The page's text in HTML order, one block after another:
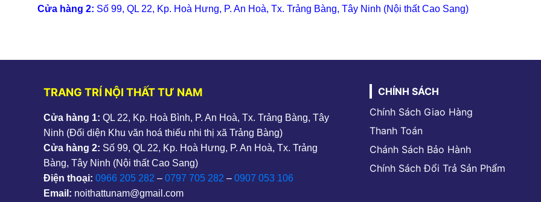
Cửa hàng 2: Số 99, QL 22, Kp. Hoà Hưng, P. An Hoà, Tx. Trảng Bàng, Tây Ninh (Nội thất Cao Sang)
TRANG TRÍ NỘI THẤT TƯ NAM
Cửa hàng 1: QL 22, Kp. Hoà Bình, P. An Hoà, Tx. Trảng Bàng, Tây
Ninh (Đối diện Khu văn hoá thiếu nhi thị xã Trảng Bàng)
Cửa hàng 2: Số 99, QL 22, Kp. Hoà Hưng, P. An Hoà, Tx. Trảng
Bàng, Tây Ninh (Nội thất Cao Sang)
Điện thoại: 0966 205 282 – 0797 705 282 – 0907 053 106
Email: noithattunam@gmail.com
CHÍNH SÁCH
Chính Sách Giao Hàng
Thanh Toán
Chánh Sách Bảo Hành
Chính Sách Đổi Trả Sản Phẩm